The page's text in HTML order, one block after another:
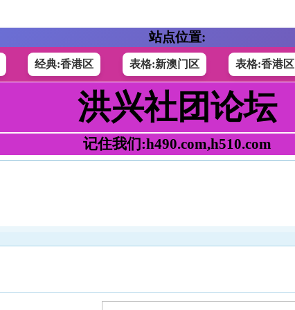
站点位置:
经典:香港区 表格:新澳门区 表格:香港区
洪兴社团论坛
记住我们:h490.com,h510.com